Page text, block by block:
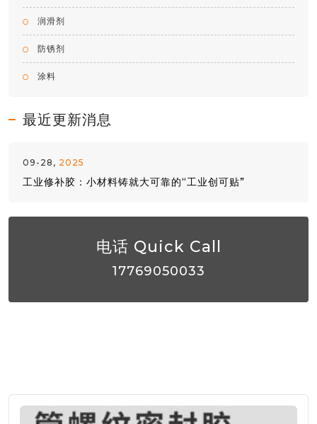
润滑剂
防锈剂
涂料
最近更新消息
09-28, 2025
工业修补胶：小材料铸就大可靠的“工业创可贴”
电话 Quick Call
17769050033